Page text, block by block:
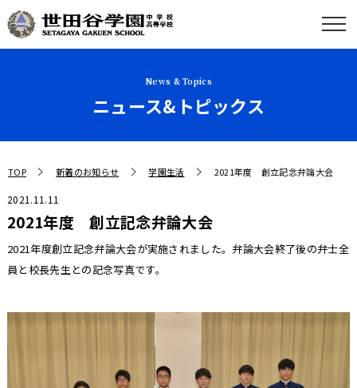
News & Topics
ニュース&トピックス
TOP 新着のお知らせ 学園生活 2021年度 創立記念弁論大会
2021.11.11
2021年度 創立記念弁論大会
2021年度創立記念弁論大会が実施されました。弁論大会終了後の弁士全
員と校長先生との記念写真です。